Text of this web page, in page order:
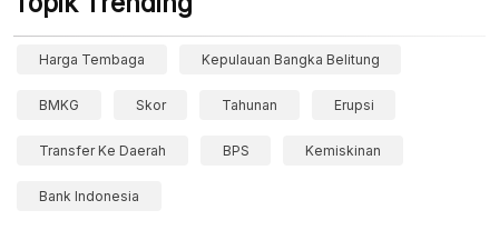
Harga Tembaga Kepulauan Bangka Belitung
BMKG Skor Tahunan Erupsi
Transfer Ke Daerah BPS Kemiskinan
Bank Indonesia